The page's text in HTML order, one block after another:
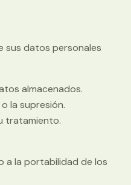
sus datos personales
almacenados.
la supresión.
tratamiento.
a la portabilidad de los